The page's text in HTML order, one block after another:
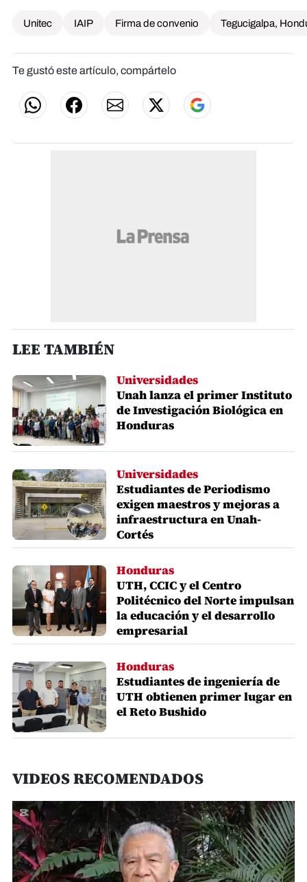
Unitec IAIP Firma de convenio Tegucigalpa,
Te gustó este artículo, compártelo
LEE TAMBIÉN
Universidades
Unah lanza el primer Instituto
de Investigación Biológica en
Honduras
Universidades
Estudiantes de Periodismo
exigen maestros y mejoras a
infraestructura en Unah-
Cortés
Honduras
UTH, CCIC y el Centro
Politécnico del Norte impulsan
la educación y el desarrollo
empresarial
Honduras
Estudiantes de ingeniería de
UTH obtienen primer lugar en
el Reto Bushido
VIDEOS RECOMENDADOS